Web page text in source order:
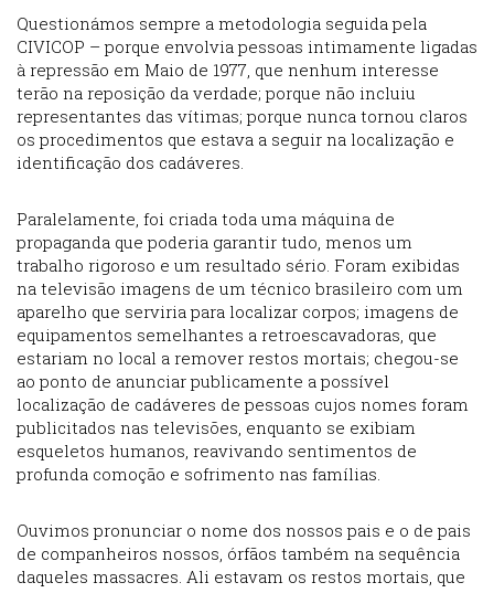
Questionámos sempre a metodologia seguida pela
CIVICOP – porque envolvia pessoas intimamente ligadas
à repressão em Maio de 1977, que nenhum interesse
terão na reposição da verdade; porque não incluiu
representantes das vítimas; porque nunca tornou claros
os procedimentos que estava a seguir na localização e
identificação dos cadáveres.
Paralelamente, foi criada toda uma máquina de
propaganda que poderia garantir tudo, menos um
trabalho rigoroso e um resultado sério. Foram exibidas
na televisão imagens de um técnico brasileiro com um
aparelho que serviria para localizar corpos; imagens de
equipamentos semelhantes a retroescavadoras, que
estariam no local a remover restos mortais; chegou-se
ao ponto de anunciar publicamente a possível
localização de cadáveres de pessoas cujos nomes foram
publicitados nas televisões, enquanto se exibiam
esqueletos humanos, reavivando sentimentos de
profunda comoção e sofrimento nas famílias.
Ouvimos pronunciar o nome dos nossos pais e o de pais
de companheiros nossos, órfãos também na sequência
daqueles massacres. Ali estavam os restos mortais, que